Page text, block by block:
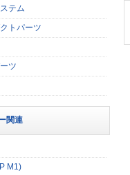
テム
トパーツ
ツ
関連
M1)